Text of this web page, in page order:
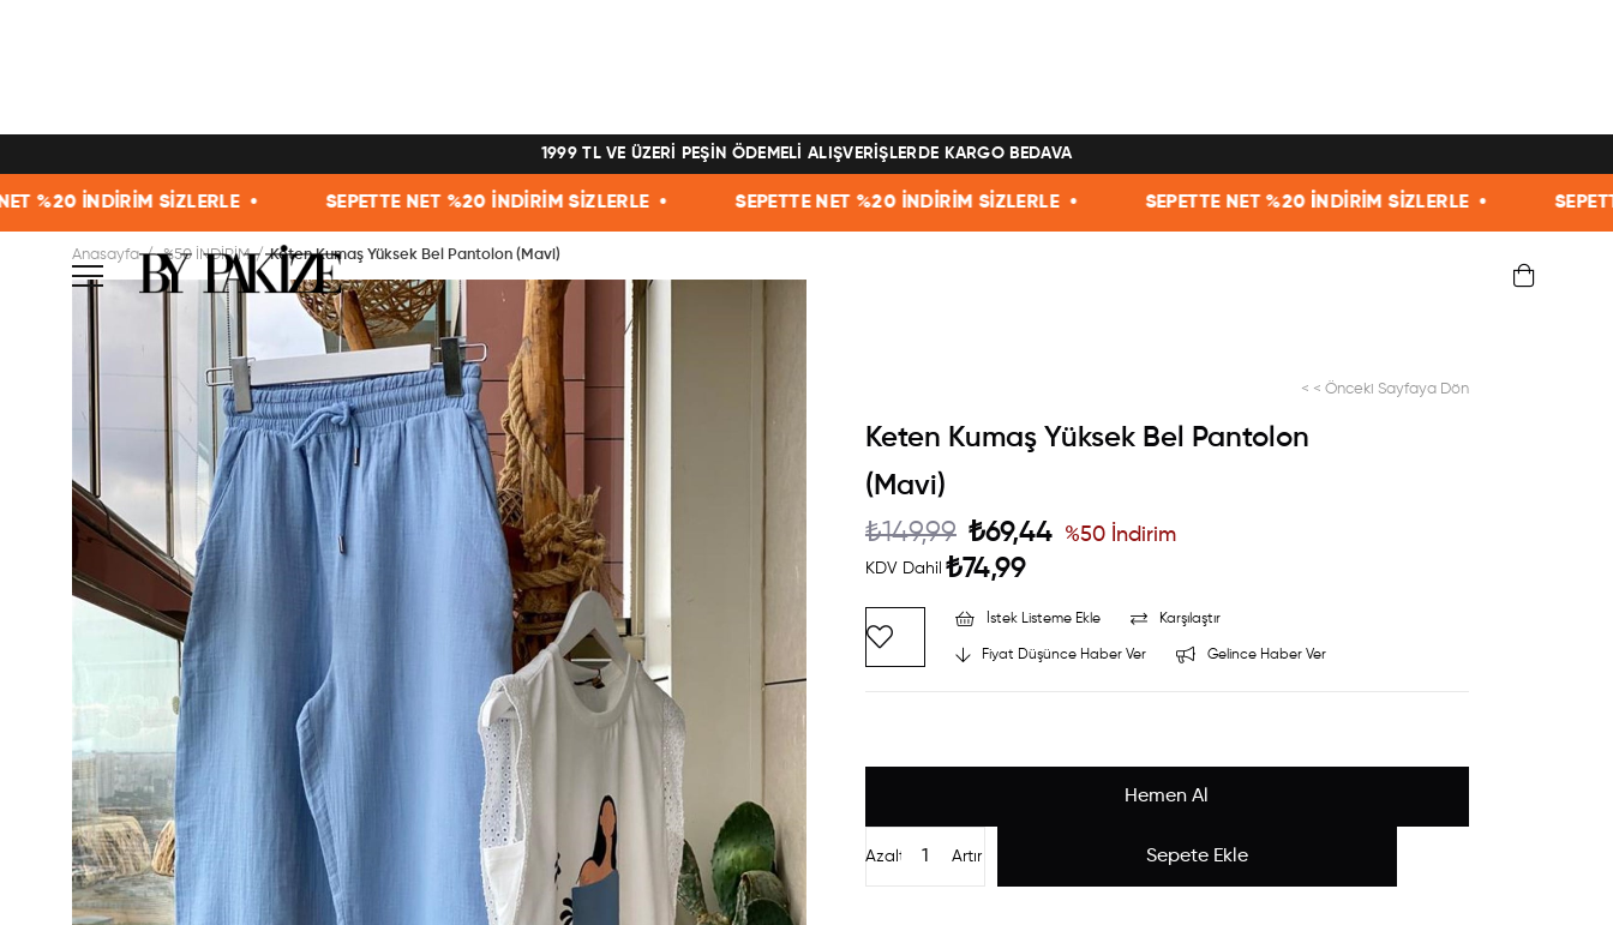
1999 TL VE ÜZERİ PEŞİN ÖDEMELİ ALIŞVERİŞLERDE KARGO BEDAVA
• SEPETTE NET %20 İNDİRİM SİZLERLE • SEPETTE NET %20 İNDİRİM SİZLERLE • SEPETTE NET %20 İNDİRİM SİZLERLE • SEPETTE NET %20
Anasayfa %50 İNDİRİM Keten Kumaş Yüksek Bel Pantolon (Mavi)
< < Önceki Sayfaya Dön
Keten Kumaş Yüksek Bel Pantolon
(Mavi)
₺149,99 ₺69,44
KDV Dahil ₺74,99
%50İndirim
İstek Listeme Ekle Karşılaştır
Fiyat Düşünce Haber Ver Gelince Haber Ver
Artır
Azalt